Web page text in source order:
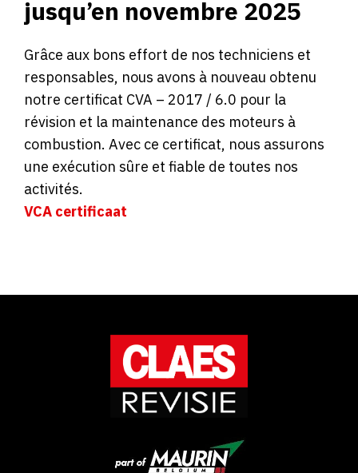
jusqu’en novembre 2025
Grâce aux bons effort de nos techniciens et
responsables, nous avons à nouveau obtenu
notre certificat CVA – 2017 / 6.0 pour la
révision et la maintenance des moteurs à
combustion. Avec ce certificat, nous assurons
une exécution sûre et fiable de toutes nos
activités.
VCA certificaat